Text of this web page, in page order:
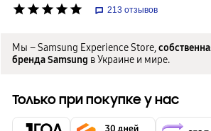
star star star star star 213 отзывов
Мы – Samsung Experience Store,
бренда Samsung в Украине и мире.
Только при покупке у нас